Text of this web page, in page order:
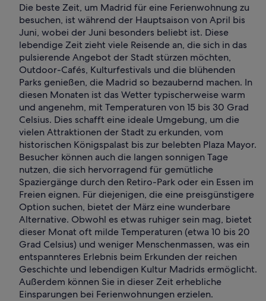
Die beste Zeit, um Madrid für eine Ferienwohnung zu
besuchen, ist während der Hauptsaison von April bis
Juni, wobei der Juni besonders beliebt ist. Diese
lebendige Zeit zieht viele Reisende an, die sich in das
pulsierende Angebot der Stadt stürzen möchten,
Outdoor-Cafés, Kulturfestivals und die blühenden
Parks genießen, die Madrid so bezaubernd machen. In
diesen Monaten ist das Wetter typischerweise warm
und angenehm, mit Temperaturen von 15 bis 30 Grad
Celsius. Dies schafft eine ideale Umgebung, um die
vielen Attraktionen der Stadt zu erkunden, vom
historischen Königspalast bis zur belebten Plaza Mayor.
Besucher können auch die langen sonnigen Tage
nutzen, die sich hervorragend für gemütliche
Spaziergänge durch den Retiro-Park oder ein Essen im
Freien eignen. Für diejenigen, die eine preisgünstigere
Option suchen, bietet der März eine wunderbare
Alternative. Obwohl es etwas ruhiger sein mag, bietet
dieser Monat oft milde Temperaturen (etwa 10 bis 20
Grad Celsius) und weniger Menschenmassen, was ein
entspannteres Erlebnis beim Erkunden der reichen
Geschichte und lebendigen Kultur Madrids ermöglicht.
Außerdem können Sie in dieser Zeit erhebliche
Einsparungen bei Ferienwohnungen erzielen.